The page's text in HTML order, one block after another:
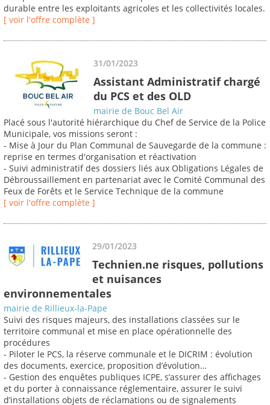
durable entre les exploitants agricoles et les collectivités locales.
[ voir l'offre complète ]
31/01/2023
Assistant Administratif chargé
du PCS et des OLD
mairie de Bouc Bel Air
Placé sous l'autorité hiérarchique du Chef de Service de la Police
Municipale, vos missions seront :
- Mise à Jour du Plan Communal de Sauvegarde de la commune :
reprise en termes d'organisation et réactivation
- Suivi administratif des dossiers liés aux Obligations Légales de
Débroussaillement en partenariat avec le Comité Communal des
Feux de Forêts et le Service Technique de la commune
[ voir l'offre complète ]
29/01/2023
Technien.ne risques, pollutions
et nuisances
environnementales
mairie de Rillieux-la-Pape
Suivi des risques majeurs, des installations classées sur le
territoire communal et mise en place opérationnelle des
procédures
- Piloter le PCS, la réserve communale et le DICRIM : évolution
des documents, exercice, proposition d’évolution…
- Gestion des enquêtes publiques ICPE, s’assurer des affichages
et du porter à connaissance réglementaire, assurer le suivi
d’installations objets de réclamations ou de signalements